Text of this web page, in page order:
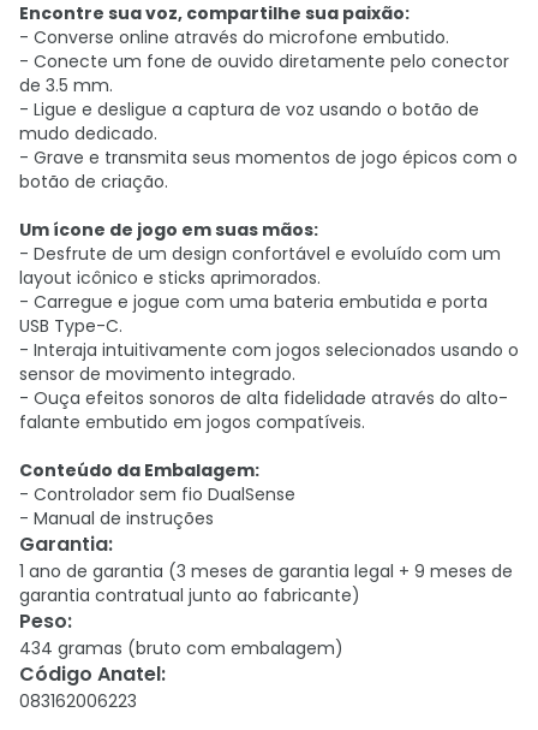
Encontre sua voz, compartilhe sua paixão:
- Converse online através do microfone embutido.
- Conecte um fone de ouvido diretamente pelo conector
de 3.5 mm.
- Ligue e desligue a captura de voz usando o botão de
mudo dedicado.
- Grave e transmita seus momentos de jogo épicos com o
botão de criação.
Um ícone de jogo em suas mãos:
- Desfrute de um design confortável e evoluído com um
layout icônico e sticks aprimorados.
- Carregue e jogue com uma bateria embutida e porta
USB Type-C.
- Interaja intuitivamente com jogos selecionados usando o
sensor de movimento integrado.
- Ouça efeitos sonoros de alta fidelidade através do alto-
falante embutido em jogos compatíveis.
Conteúdo da Embalagem:
- Controlador sem fio DualSense
- Manual de instruções
Garantia:
1 ano de garantia (3 meses de garantia legal + 9 meses de
garantia contratual junto ao fabricante)
Peso:
434 gramas (bruto com embalagem)
Código Anatel:
083162006223